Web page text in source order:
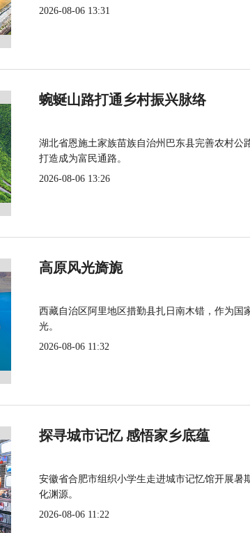
2026-08-06 13:31
蜿蜒山路打通乡村振兴脉络
湖北省恩施土家族苗族自治州巴东县完善农村公
打造成为富民通路。
2026-08-06 13:26
高原风光旖旎
西藏自治区阿里地区措勤县扎日南木错，作为国
光。
2026-08-06 11:32
探寻城市记忆 感悟家乡底蕴
安徽省合肥市组织小学生走进城市记忆馆开展暑
化渊源。
2026-08-06 11:22